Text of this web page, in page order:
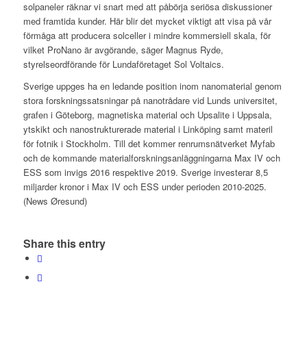
solpaneler räknar vi snart med att påbörja seriösa diskussioner
med framtida kunder. Här blir det mycket viktigt att visa på vår
förmåga att producera solceller i mindre kommersiell skala, för
vilket ProNano är avgörande, säger Magnus Ryde,
styrelseordförande för Lundaföretaget Sol Voltaics.
Sverige uppges ha en ledande position inom nanomaterial genom
stora forskningssatsningar på nanotrådare vid Lunds universitet,
grafen i Göteborg, magnetiska material och Upsalite i Uppsala,
ytskikt och nanostrukturerade material i Linköping samt materil
för fotnik i Stockholm. Till det kommer renrumsnätverket Myfab
och de kommande materialforskningsanläggningarna Max IV och
ESS som invigs 2016 respektive 2019. Sverige investerar 8,5
miljarder kronor i Max IV och ESS under perioden 2010-2025.
(News Øresund)
Share this entry